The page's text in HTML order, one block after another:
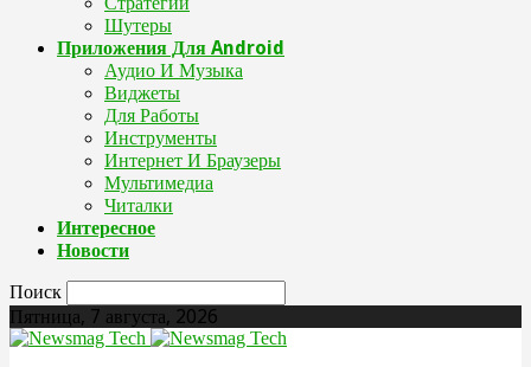
Шутеры
Приложения Для Android
Аудио И Музыка
Виджеты
Для Работы
Инструменты
Интернет И Браузеры
Мультимедиа
Читалки
Интересное
Новости
Поиск
Пятница, 7 августа, 2026